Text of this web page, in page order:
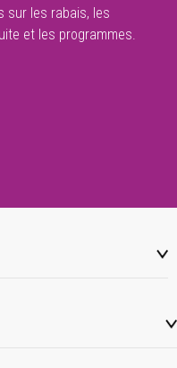
sur les rabais, les
et les programmes.